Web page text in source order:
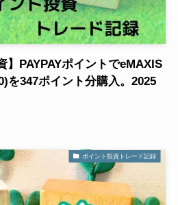
】PAYPAYポイントでeMAXIS
を347ポイント分購入。2025
ポイント投資トレード記録